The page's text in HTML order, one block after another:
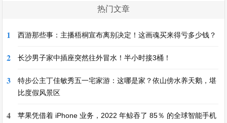
热门文章
1 西游那些事：主播梧桐宣布离别决定！这画魂买来得亏多少钱？
2 长沙男子家中插座突然往外冒水！半小时接3桶！
3
特步公主丁佳敏秀五一宅家游：这哪是家？依山傍水养天鹅，堪
比度假风景区
4
苹果凭借着 iPhone 业务，2022 年鲸吞了 85％ 的全球智能手机